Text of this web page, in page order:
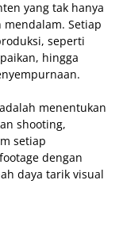
yang tak hanya
Setiap
seperti
hingga
menentukan
shooting,
setiap
dengan
daya tarik visual